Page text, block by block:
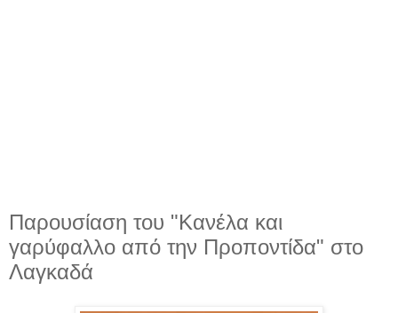
Παρουσίαση του "Κανέλα και
γαρύφαλλο από την Προποντίδα" στο
Λαγκαδά